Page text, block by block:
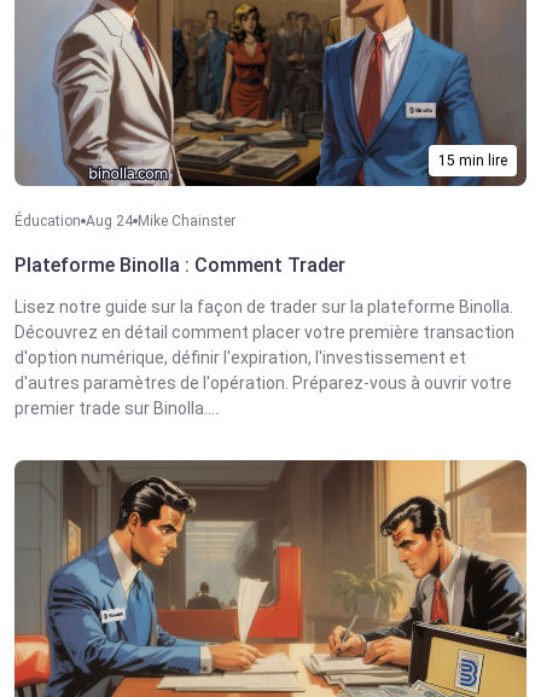
15 min lire
Éducation Aug 24 Mike Chainster
Plateforme Binolla : Comment Trader
Lisez notre guide sur la façon de trader sur la plateforme Binolla.
Découvrez en détail comment placer votre première transaction
d'option numérique, définir l'expiration, l'investissement et
d'autres paramètres de l'opération. Préparez-vous à ouvrir votre
premier trade sur Binolla....